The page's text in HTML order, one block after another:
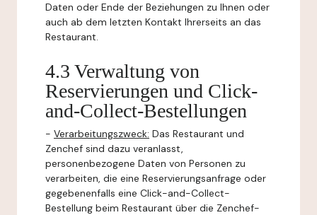
Daten oder Ende der Beziehungen zu Ihnen oder
auch ab dem letzten Kontakt Ihrerseits an das
Restaurant.
4.3 Verwaltung von
Reservierungen und Click-
and-Collect-Bestellungen
- Verarbeitungszweck: Das Restaurant und
Zenchef sind dazu veranlasst,
personenbezogene Daten von Personen zu
verarbeiten, die eine Reservierungsanfrage oder
gegebenenfalls eine Click-and-Collect-
Bestellung beim Restaurant über die Zenchef-